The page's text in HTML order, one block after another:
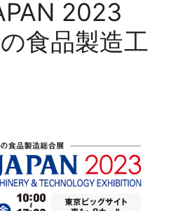
2023
食品製造工